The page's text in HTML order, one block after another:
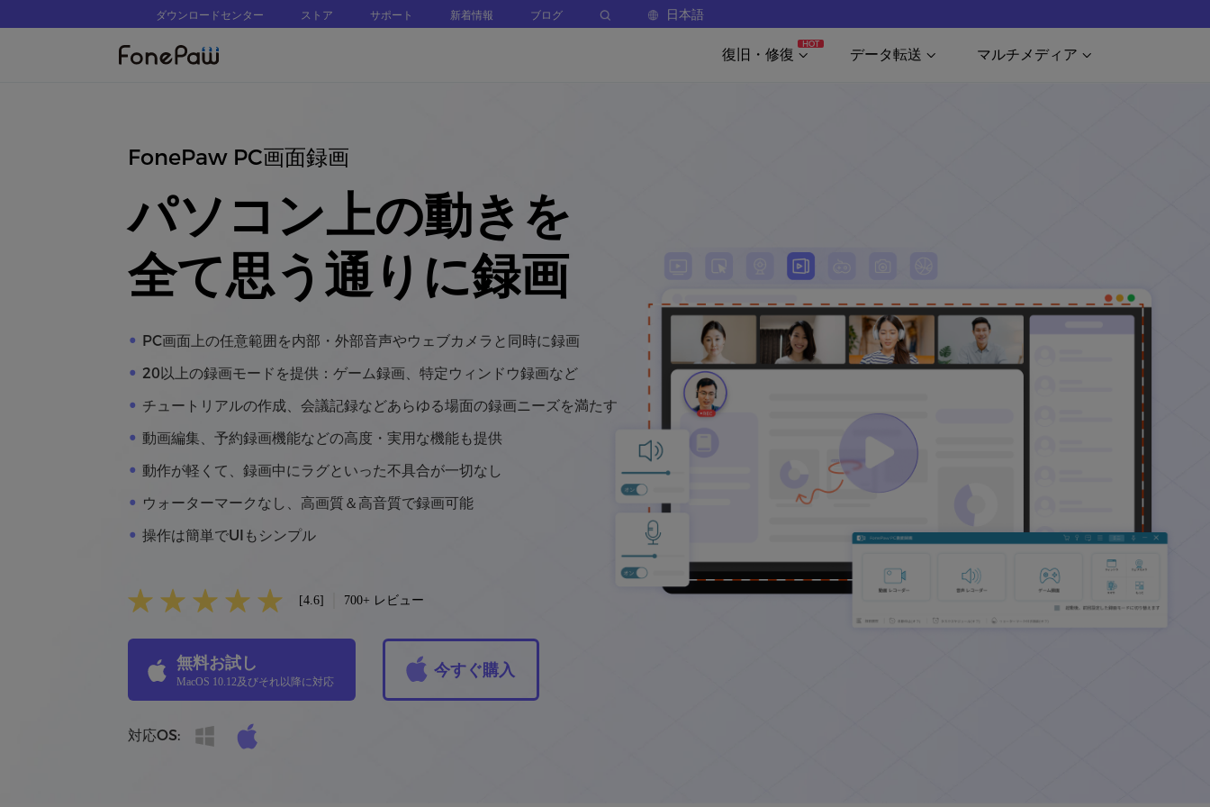
ダウンロードセンター ストア サポート 新着情報 ブログ 日本語
復旧・修復
HOT
データ転送 マルチメディア
FonePaw PC画面録画
パソコン上の動きを
全て思う通りに録画
PC画面上の任意範囲を内部・外部音声やウェブカメラと同時に録画
20以上の録画モードを提供：ゲーム録画、特定ウィンドウ録画など
チュートリアルの作成、会議記録などあらゆる場面の録画ニーズを満たす
動画編集、予約録画機能などの高度・実用な機能も提供
動作が軽くて、録画中にラグといった不具合が一切なし
ウォーターマークなし、高画質＆高音質で録画可能
操作は簡単でUIもシンプル
[4.6] 700+ レビュー
無料お試し
MacOS 10.12及びそれ以降に対応
今すぐ購入
対応OS: